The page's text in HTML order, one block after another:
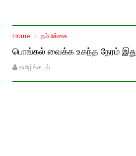
Home நம்பிக்கை
பொங்கல் வைக்க உகந்த நேரம்
தமிழ்க்கடல்